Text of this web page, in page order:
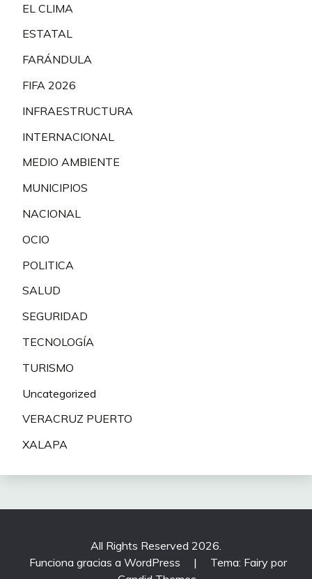
EL CLIMA
ESTATAL
FARÁNDULA
FIFA 2026
INFRAESTRUCTURA
INTERNACIONAL
MEDIO AMBIENTE
MUNICIPIOS
NACIONAL
OCIO
POLITICA
SALUD
SEGURIDAD
TECNOLOGÍA
TURISMO
Uncategorized
VERACRUZ PUERTO
XALAPA
All Rights Reserved 2026.
Funciona gracias a WordPress
|
Tema: Fairy por